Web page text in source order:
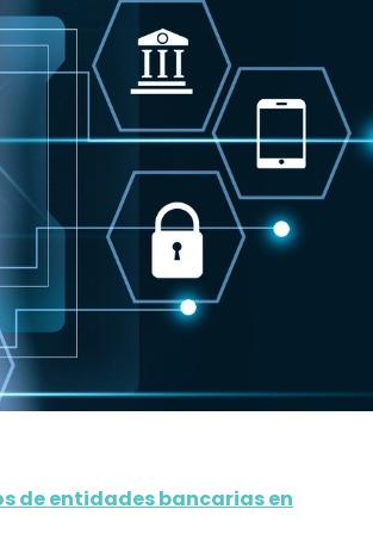
de entidades bancarias en